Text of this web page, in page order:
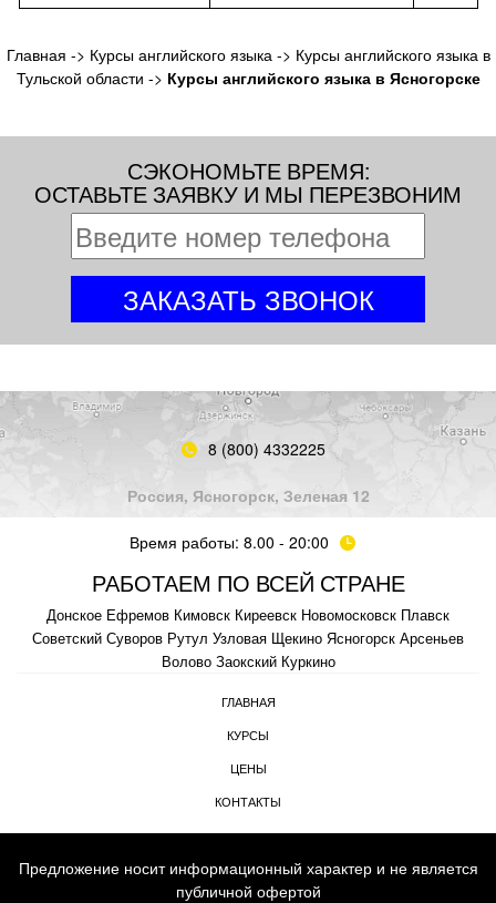
Главная -> Курсы английского языка-> Курсы английского языка в
Тульской области -> Курсы английского языка в Ясногорске
СЭКОНОМЬТЕ ВРЕМЯ:
ОСТАВЬТЕ ЗАЯВКУ И МЫ ПЕРЕЗВОНИМ
8 (800) 4332225
Россия, Ясногорск, Зеленая 12
Время работы: 8.00 - 20:00
РАБОТАЕМ ПО ВСЕЙ СТРАНЕ
Донское Ефремов Кимовск Киреевск Новомосковск Плавск
Советский Суворов Рутул Узловая Щекино Ясногорск Арсеньев
Волово Заокский Куркино
ГЛАВНАЯ
КУРСЫ
ЦЕНЫ
КОНТАКТЫ
Предложение носит информационный характер и не является
публичной офертой